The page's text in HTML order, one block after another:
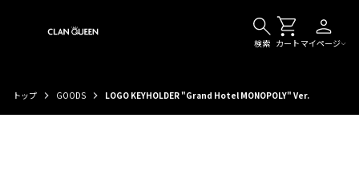
検索 カート マイページ
トップ GOODS LOGO KEYHOLDER "Grand Hotel MONOPOLY" Ver.